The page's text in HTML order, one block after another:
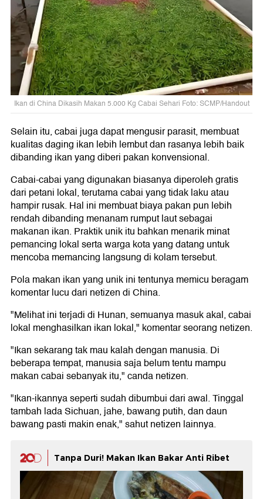
Ikan di China Dikasih Makan 5.000 Kg Cabai Sehari Foto: SCMP/Handout
Selain itu, cabai juga dapat mengusir parasit, membuat
kualitas daging ikan lebih lembut dan rasanya lebih baik
dibanding ikan yang diberi pakan konvensional.
Cabai-cabai yang digunakan biasanya diperoleh gratis
dari petani lokal, terutama cabai yang tidak laku atau
hampir rusak. Hal ini membuat biaya pakan pun lebih
rendah dibanding menanam rumput laut sebagai
makanan ikan. Praktik unik itu bahkan menarik minat
pemancing lokal serta warga kota yang datang untuk
mencoba memancing langsung di kolam tersebut.
Pola makan ikan yang unik ini tentunya memicu beragam
komentar lucu dari netizen di China.
"Melihat ini terjadi di Hunan, semuanya masuk akal, cabai
lokal menghasilkan ikan lokal," komentar seorang netizen.
"Ikan sekarang tak mau kalah dengan manusia. Di
beberapa tempat, manusia saja belum tentu mampu
makan cabai sebanyak itu," canda netizen.
"Ikan-ikannya seperti sudah dibumbui dari awal. Tinggal
tambah lada Sichuan, jahe, bawang putih, dan daun
bawang pasti makin enak," sahut netizen lainnya.
Tanpa Duri! Makan Ikan Bakar Anti Ribet